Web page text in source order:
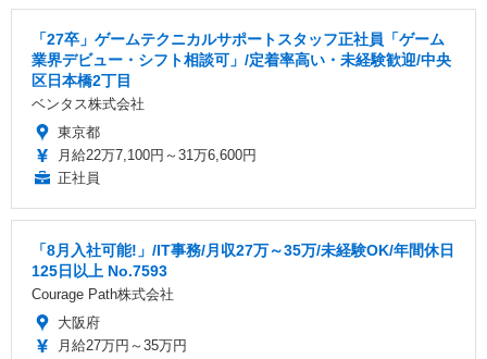
「27卒」ゲームテクニカルサポートスタッフ正社員「ゲーム
業界デビュー・シフト相談可」/定着率高い・未経験歓迎/中央
区日本橋2丁目
ベンタス株式会社
東京都
月給22万7,100円～31万6,600円
正社員
「8月入社可能!」/IT事務/月収27万～35万/未経験OK/年間休日
125日以上 No.7593
Courage Path株式会社
大阪府
月給27万円～35万円